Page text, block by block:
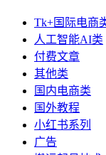
Tk+国际电商
人工智能AI类
付费文章
其他类
国内电商类
国外教程
小红书系列
广告